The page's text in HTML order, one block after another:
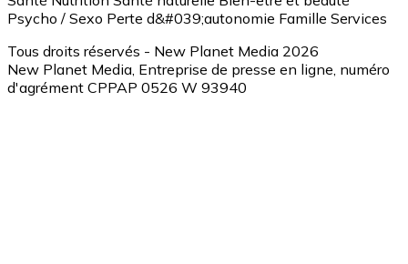
Psycho / Sexo Perte d&#039;autonomie Famille Services
Tous droits réservés - New Planet Media 2026
New Planet Media, Entreprise de presse en ligne, numéro
d'agrément CPPAP 0526 W 93940